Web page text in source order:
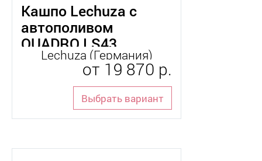
Кашпо Lechuza с
автополивом
QUADRO LS43
Lechuza (Германия)
от 19 870 р.
Выбрать вариант